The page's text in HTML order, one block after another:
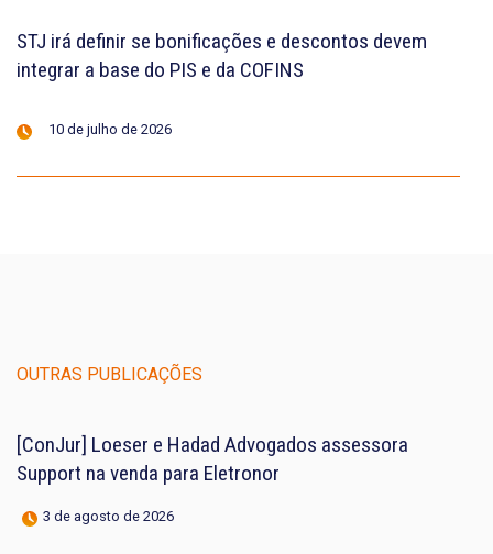
STJ irá definir se bonificações e descontos devem
integrar a base do PIS e da COFINS
10 de julho de 2026
OUTRAS PUBLICAÇÕES
[ConJur] Loeser e Hadad Advogados assessora
Support na venda para Eletronor
3 de agosto de 2026